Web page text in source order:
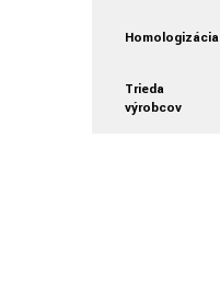
Homologizácia
Trieda
výrobcov